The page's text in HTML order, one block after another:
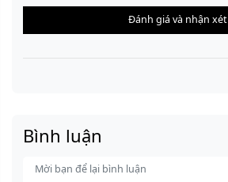
Đánh giá và nhận xét
Bình luận